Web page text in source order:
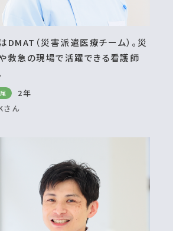
DMAT（災害派遣医療チーム）。災
救急の現場で活躍できる看護師
2年
さん